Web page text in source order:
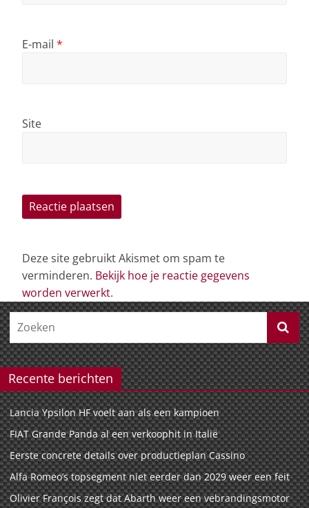
E-mail *
Site
Deze site gebruikt Akismet om spam te
verminderen. Bekijk hoe je reactie gegevens
worden verwerkt.
Recente berichten
Lancia Ypsilon HF voelt aan als een kampioen
FIAT Grande Panda al een verkoophit in Italië
Eerste concrete details over productieplan Cassino
Alfa Romeo’s topsegment niet eerder dan 2029 weer een feit
Olivier François zegt dat Abarth weer een vebrandingsmotor